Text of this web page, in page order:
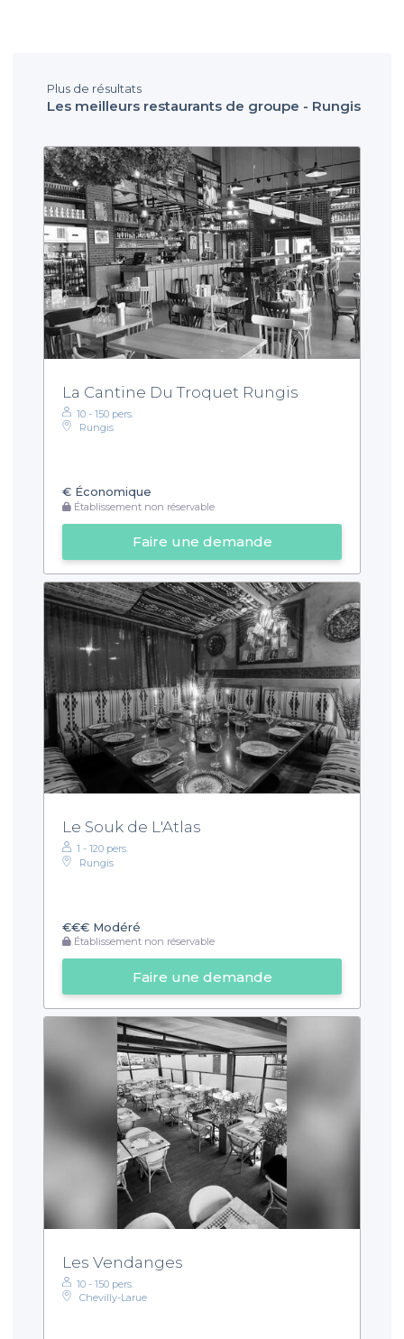
Plus de résultats
Les meilleurs restaurants de groupe - Rungis
La Cantine Du Troquet Rungis
10 - 150 pers.
Rungis
€ Économique
Établissement non réservable
Faire une demande
Le Souk de L'Atlas
1 - 120 pers.
Rungis
€€€ Modéré
Établissement non réservable
Faire une demande
Les Vendanges
10 - 150 pers.
Chevilly-Larue